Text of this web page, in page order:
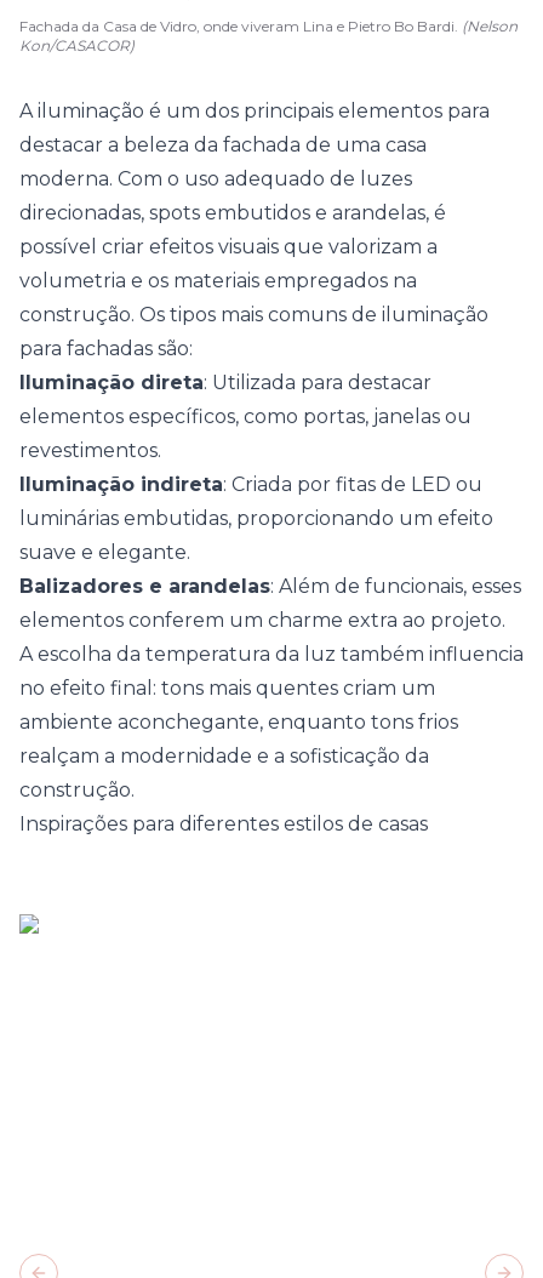
Fachada da Casa de Vidro, onde viveram Lina e Pietro Bo Bardi. (Nelson
Kon/CASACOR)
A iluminação é um dos principais elementos para
destacar a beleza da fachada de uma casa
moderna. Com o uso adequado de luzes
direcionadas, spots embutidos e arandelas, é
possível criar efeitos visuais que valorizam a
volumetria e os materiais empregados na
construção. Os tipos mais comuns de iluminação
para fachadas são:
Iluminação direta: Utilizada para destacar
elementos específicos, como portas, janelas ou
revestimentos.
Iluminação indireta: Criada por fitas de LED ou
luminárias embutidas, proporcionando um efeito
suave e elegante.
Balizadores e arandelas: Além de funcionais, esses
elementos conferem um charme extra ao projeto.
A escolha da temperatura da luz também influencia
no efeito final: tons mais quentes criam um
ambiente aconchegante, enquanto tons frios
realçam a modernidade e a sofisticação da
construção.
Inspirações para diferentes estilos de casas